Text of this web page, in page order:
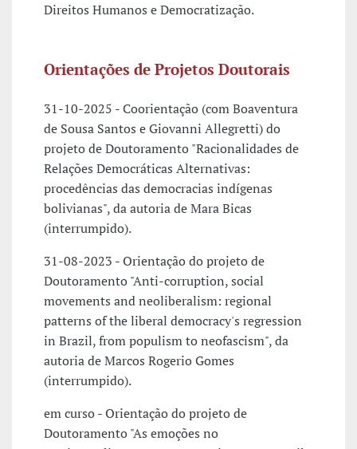
Direitos Humanos e Democratização.
Orientações de Projetos Doutorais
31-10-2025 - Coorientação (com Boaventura
de Sousa Santos e Giovanni Allegretti) do
projeto de Doutoramento "Racionalidades de
Relações Democráticas Alternativas:
procedências das democracias indígenas
bolivianas", da autoria de Mara Bicas
(interrumpido).
31-08-2023 - Orientação do projeto de
Doutoramento "Anti-corruption, social
movements and neoliberalism: regional
patterns of the liberal democracy's regression
in Brazil, from populism to neofascism", da
autoria de Marcos Rogerio Gomes
(interrumpido).
em curso - Orientação do projeto de
Doutoramento "As emoções no